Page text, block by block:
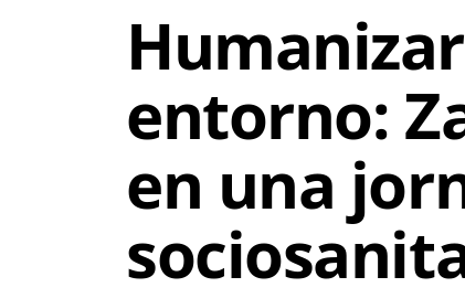
entorno:
en una